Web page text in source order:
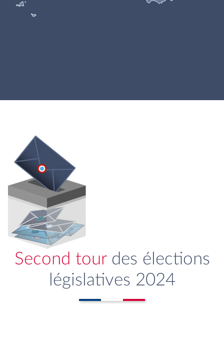
Second tourdes élections
législatives 2024